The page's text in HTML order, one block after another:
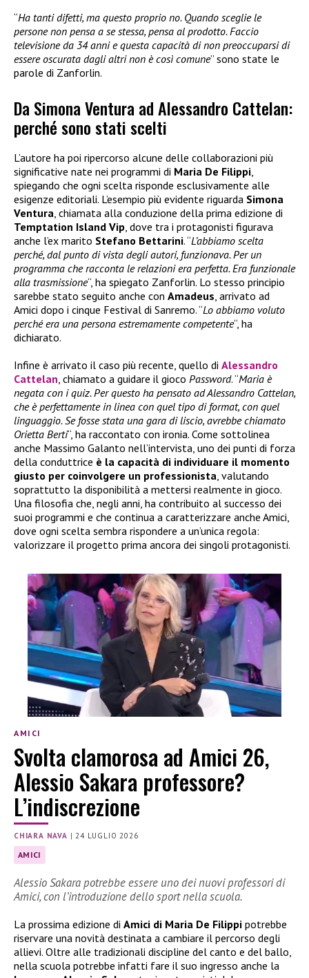
“Ha tanti difetti, ma questo proprio no. Quando sceglie le
persone non pensa a se stessa, pensa al prodotto. Faccio
televisione da 34 anni e questa capacità di non preoccuparsi di
essere oscurata dagli altri non è così comune” sono state le
parole di Zanforlin.
Da Simona Ventura ad Alessandro Cattelan:
perché sono stati scelti
L’autore ha poi ripercorso alcune delle collaborazioni più
significative nate nei programmi di Maria De Filippi
spiegando che ogni scelta risponde esclusivamente alle
esigenze editoriali. L’esempio più evidente riguarda Simona
Ventura , chiamata alla conduzione della prima edizione di
Temptation Island Vip , dove tra i protagonisti figurava
anche l’ex marito Stefano Bettarini. “L’abbiamo scelta
perché, dal punto di vista degli autori, funzionava. Per un
programma che racconta le relazioni era perfetta. Era funzionale
alla trasmissione“, ha spiegato Zanforlin. Lo stesso principio
sarebbe stato seguito anche con Amadeus , arrivato ad
Amici dopo i cinque Festival di Sanremo. “Lo abbiamo voluto
perché era una persona estremamente competente“, ha
dichiarato.
Infine è arrivato il caso più recente, quello di Alessandro
Cattelan , chiamato a guidare il gioco Password. “Maria è
negata con i quiz. Per questo ha pensato ad Alessandro Cattelan,
che è perfettamente in linea con quel tipo di format, con quel
linguaggio. Se fosse stata una gara di liscio, avrebbe chiamato
Orietta Berti“, ha raccontato con ironia. Come sottolinea
anche Massimo Galanto nell’intervista, uno dei punti di forza
della conduttrice è la capacità di individuare il momento
giusto per coinvolgere un professionista , valutando
soprattutto la disponibilità a mettersi realmente in gioco.
Una filosofia che, negli anni, ha contribuito al successo dei
suoi programmi e che continua a caratterizzare anche Amici,
dove ogni scelta sembra rispondere a un’unica regola:
valorizzare il progetto prima ancora dei singoli protagonisti.
AMICI
Svolta clamorosa ad Amici 26,
Alessio Sakara professore?
L’indiscrezione
CHIARA NAVA |24 LUGLIO 2026
AMICI
Alessio Sakara potrebbe essere uno dei nuovi professori di
Amici, con l’introduzione dello sport nella scuola.
La prossima edizione di Amici di Maria De Filippi potrebbe
riservare una novità destinata a cambiare il percorso degli
allievi. Oltre alle tradizionali discipline del canto e del ballo,
nella scuola potrebbe infatti fare il suo ingresso anche la